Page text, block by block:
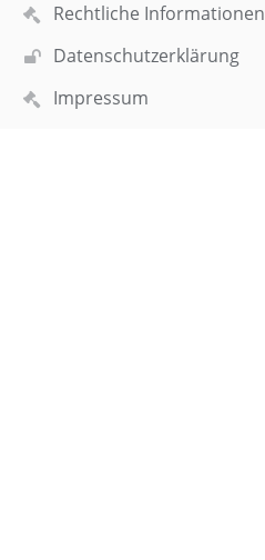
Rechtliche Informationen
Datenschutzerklärung
Impressum